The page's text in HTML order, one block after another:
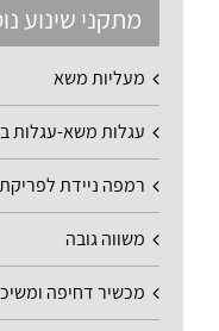
מתקני שינוע
מעליות משא
עגלות משא-עגלות
רמפה ניידת
משווה גובה
מכשיר דחיפה